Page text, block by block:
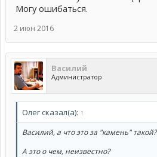
Могу ошибаться.
2 июн 2016
Василий
Администратор
Олег сказал(а): ↑
Василий, а что это за "камень" такой?
А это о чем, неизвестно?